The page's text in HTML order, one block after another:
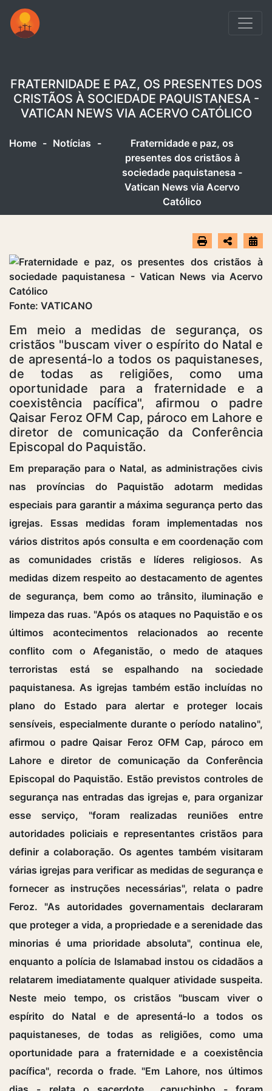
FRATERNIDADE E PAZ, OS PRESENTES DOS
CRISTÃOS À SOCIEDADE PAQUISTANESA -
VATICAN NEWS VIA ACERVO CATÓLICO
Home - Notícias -
Fraternidade e paz, os
presentes dos cristãos à
sociedade paquistanesa -
Vatican News via Acervo
Católico
Fonte: VATICANO
Em meio a medidas de segurança, os
cristãos "buscam viver o espírito do Natal e
de apresentá-lo a todos os paquistaneses,
de todas as religiões, como uma
oportunidade para a fraternidade e a
coexistência pacífica", afirmou o padre
Qaisar Feroz OFM Cap, pároco em Lahore e
diretor de comunicação da Conferência
Episcopal do Paquistão.
Em preparação para o Natal, as administrações civis
nas províncias do Paquistão adotarm medidas
especiais para garantir a máxima segurança perto das
igrejas. Essas medidas foram implementadas nos
vários distritos após consulta e em coordenação com
as comunidades cristãs e líderes religiosos. As
medidas dizem respeito ao destacamento de agentes
de segurança, bem como ao trânsito, iluminação e
limpeza das ruas. "Após os ataques no Paquistão e os
últimos acontecimentos relacionados ao recente
conflito com o Afeganistão, o medo de ataques
terroristas está se espalhando na sociedade
paquistanesa. As igrejas também estão incluídas no
plano do Estado para alertar e proteger locais
sensíveis, especialmente durante o período natalino",
afirmou o padre Qaisar Feroz OFM Cap, pároco em
Lahore e diretor de comunicação da Conferência
Episcopal do Paquistão. Estão previstos controles de
segurança nas entradas das igrejas e, para organizar
esse serviço, "foram realizadas reuniões entre
autoridades policiais e representantes cristãos para
definir a colaboração. Os agentes também visitaram
várias igrejas para verificar as medidas de segurança e
fornecer as instruções necessárias", relata o padre
Feroz. "As autoridades governamentais declararam
que proteger a vida, a propriedade e a serenidade das
minorias é uma prioridade absoluta", continua ele,
enquanto a polícia de Islamabad instou os cidadãos a
relatarem imediatamente qualquer atividade suspeita.
Neste meio tempo, os cristãos "buscam viver o
espírito do Natal e de apresentá-lo a todos os
paquistaneses, de todas as religiões, como uma
oportunidade para a fraternidade e a coexistência
pacífica", recorda o frade. "Em Lahore, nos últimos